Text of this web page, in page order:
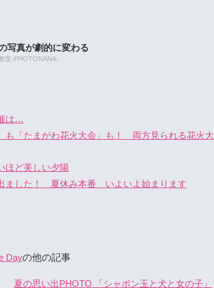
写真が劇的に変わる
室-PHOTONANA-
は…
も「たまがわ花火大会」も！ 両方見られる花火大
ほど美しい夕陽
ました！ 夏休み本番 いよいよ始まります
Dayの他の記事
夏の思い出PHOTO 「シャボン玉と犬と女の子」